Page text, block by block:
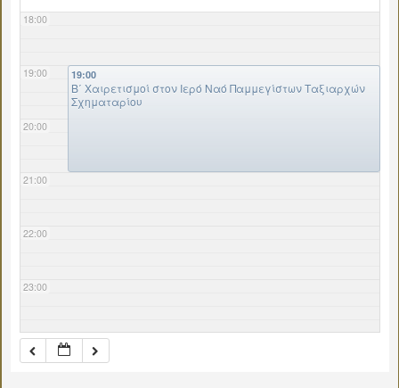
18:00
19:00
20:00
21:00
22:00
23:00
19:00
B΄ Χαιρετισμοί στον Ιερό Ναό Παμμεγίστων Ταξιαρχών
Σχηματαρίου